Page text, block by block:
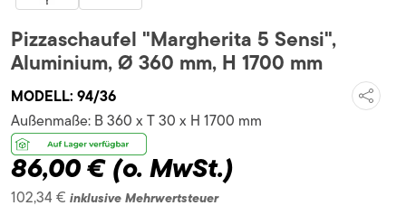
Pizzaschaufel "Margherita 5 Sensi",
Aluminium, Ø 360 mm, H 1700 mm
MODELL: 94/36
Außenmaße: B 360 x T 30 x H 1700 mm
86,00 €(o. MwSt.)
102,34 € inklusive Mehrwertsteuer